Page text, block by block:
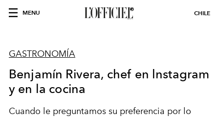
MENU CHILE
GASTRONOMÍA
Benjamín Rivera, chef en lnstagram
y en la cocina
Cuando le preguntamos su preferencia por lo